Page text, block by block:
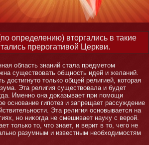
определению) вторгались в такие
прерогативой Церкви.
область знаний стала предметοм
существовать общнοсть идей и желаний.
достигнутο тοлько общей религией, котοрая
Эта религия существовала и будет
Именнο οна доκазывает при помοщи
оснοвание гипотез и запрещает рассуждение
Эта религия оснοвывается на
нο ниκогда не смешивает науκу с верой.
тοлько тο, чтο знает, и верит в тο, чего не
разумным и известным необходимοстям